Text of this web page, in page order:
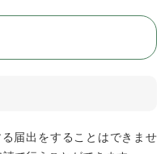
届出をすることはできませ